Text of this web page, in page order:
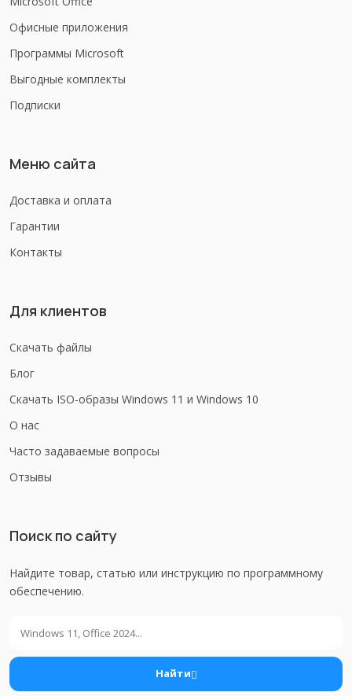
Офисные приложения
Программы Microsoft
Выгодные комплекты
Подписки
Меню сайта
Доставка и оплата
Гарантии
Контакты
Для клиентов
Скачать файлы
Блог
Скачать ISO-образы Windows 11 и Windows 10
О нас
Часто задаваемые вопросы
Отзывы
Поиск по сайту
Найдите товар, статью или инструкцию по программному
обеспечению.
Найти